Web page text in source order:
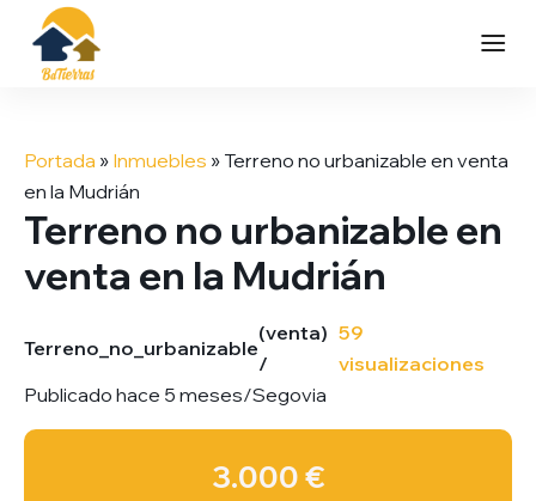
contenido
Portada » Inmuebles » Terreno no urbanizable en venta
en la Mudrián
Terreno no urbanizable en
venta en la Mudrián
Terreno_no_urbanizable
(venta)
/
59
visualizaciones
Publicado hace 5 meses/Segovia
3.000 €